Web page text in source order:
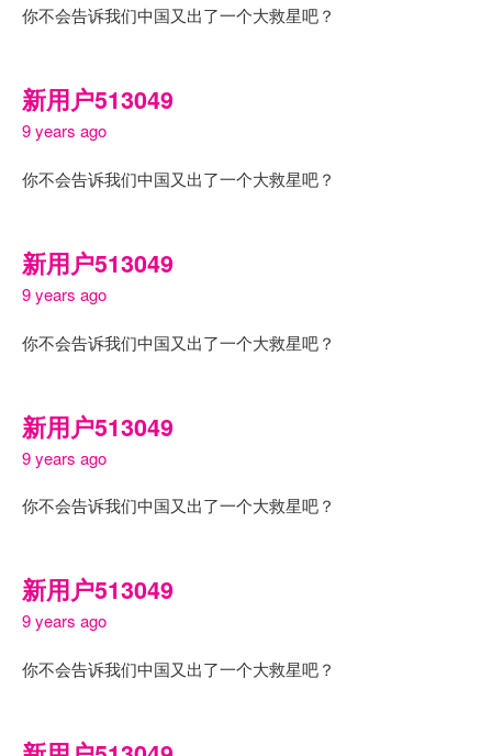
你不会告诉我们中国又出了一个大救星吧？
新用户513049
9 years ago
你不会告诉我们中国又出了一个大救星吧？
新用户513049
9 years ago
你不会告诉我们中国又出了一个大救星吧？
新用户513049
9 years ago
你不会告诉我们中国又出了一个大救星吧？
新用户513049
9 years ago
你不会告诉我们中国又出了一个大救星吧？